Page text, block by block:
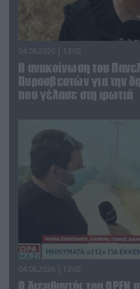
04.08.2026 | 13:02
Η ανακοίνωση του
Πυροσβεστών για την
που γέλασε στη φωτιά
04.08.2026 | 12:02
O διευθυντής του OPEN